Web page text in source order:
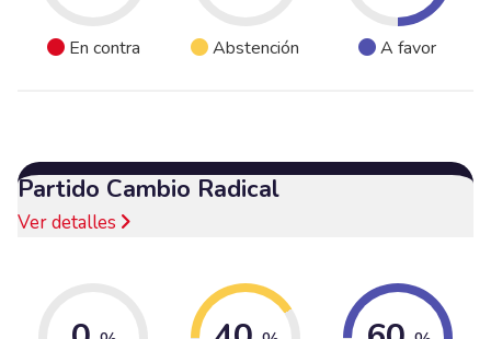
En contra Abstención A favor
Partido Cambio Radical
Ver detalles